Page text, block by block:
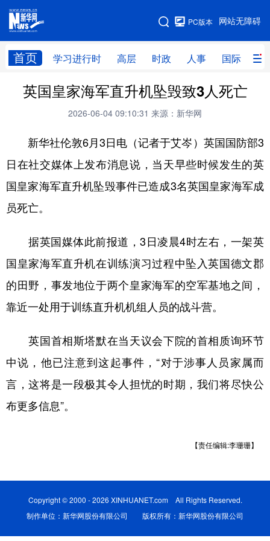
网站无障碍
PC版本
首页 学习进行时 高层 时政 人事 国际 财
网站地图
学习进行时 高层 时政 人事
财经 网评
台湾 思客智库 全球连线 教育
科技 科创 量子 体育
文化 书画 健康 军事
法律 中央文件 金融 汽车
食品 人居 信息化 数字经济
学术中国 乡村振兴 银龄 溯源中国
彩票 娱乐 时尚 悦读
公益 一带一路 亚太网 上市公司
浙江 安徽 福建 江西
英国皇家海军直升机坠毁致3人死亡
2026-06-04 09:10:31 来源：新华网
新华社伦敦6月3日电（记者于艾岑）英国国防部3
日在社交媒体上发布消息说，当天早些时候发生的英
国皇家海军直升机坠毁事件已造成3名英国皇家海军成
员死亡。
据英国媒体此前报道，3日凌晨4时左右，一架英
国皇家海军直升机在训练演习过程中坠入英国德文郡
的田野，事发地位于两个皇家海军的空军基地之间，
靠近一处用于训练直升机机组人员的战斗营。
英国首相斯塔默在当天议会下院的首相质询环节
中说，他已注意到这起事件，“对于涉事人员家属而
言，这将是一段极其令人担忧的时期，我们将尽快公
布更多信息”。
【责任编辑:李珊珊】
Copyright © 2000 - 2026 XINHUANET.com All Rights Reserved.
制作单位：新华网股份有限公司 版权所有：新华网股份有限公司